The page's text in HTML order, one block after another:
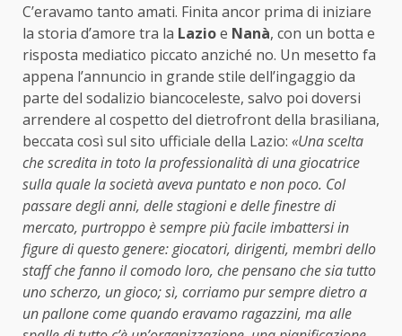
C’eravamo tanto amati. Finita ancor prima di iniziare
la storia d’amore tra la Lazioe Nanà, con un botta e
risposta mediatico piccato anziché no. Un mesetto fa
appena l’annuncio in grande stile dell’ingaggio da
parte del sodalizio biancoceleste, salvo poi doversi
arrendere al cospetto del dietrofront della brasiliana,
beccata così sul sito ufficiale della Lazio: «Una scelta
che scredita in toto la professionalità di una giocatrice
sulla quale la società aveva puntato e non poco. Col
passare degli anni, delle stagioni e delle finestre di
mercato, purtroppo è sempre più facile imbattersi in
figure di questo genere: giocatori, dirigenti, membri dello
staff che fanno il comodo loro, che pensano che sia tutto
uno scherzo, un gioco; sì, corriamo pur sempre dietro a
un pallone come quando eravamo ragazzini, ma alle